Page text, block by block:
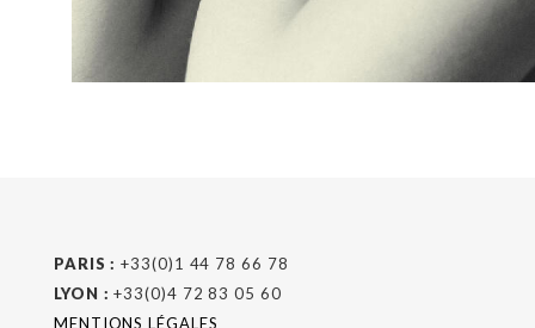
PARIS : +33(0)1 44 78 66 78
LYON : +33(0)4 72 83 05 60
MENTIONS LÉGALES